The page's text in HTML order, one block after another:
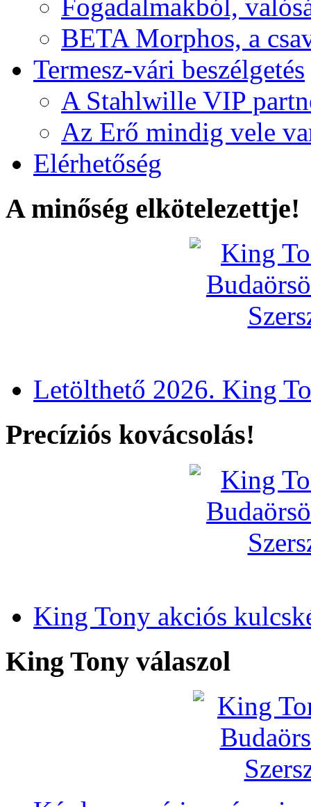
Fogadalmakból,
BETA Morphos, a
Termesz-vári beszélgetés
A Stahlwille VIP
Az Erő mindig vele
Elérhetőség
A minőség elkötelezettje!
Letölthető 2026. King
Precíziós kovácsolás!
King Tony akciós
King Tony válaszol